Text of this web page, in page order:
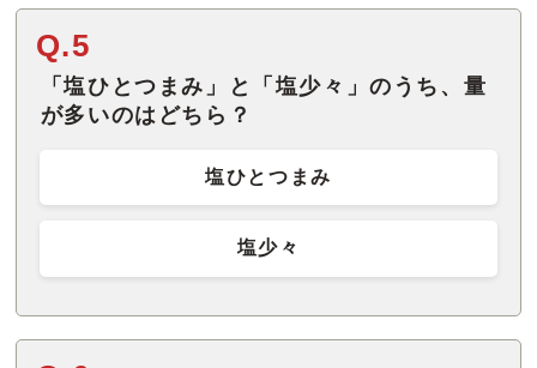
Q.5
「塩ひとつまみ」と「塩少々」のうち、量
が多いのはどちら？
塩ひとつまみ
塩少々